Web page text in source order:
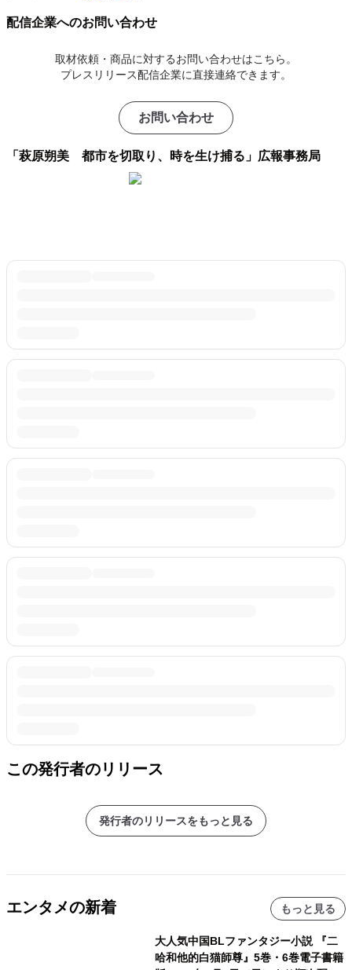
配信企業へのお問い合わせ
取材依頼・商品に対するお問い合わせはこちら。
プレスリリース配信企業に直接連絡できます。
お問い合わせ
「萩原朔美 都市を切取り、時を生け捕る」広報事務局
この発行者のリリース
発行者のリリースをもっと見る
エンタメの新着 もっと見る
大人気中国BLファンタジー小説 『二
哈和他的白猫師尊』5巻・6巻電子書籍